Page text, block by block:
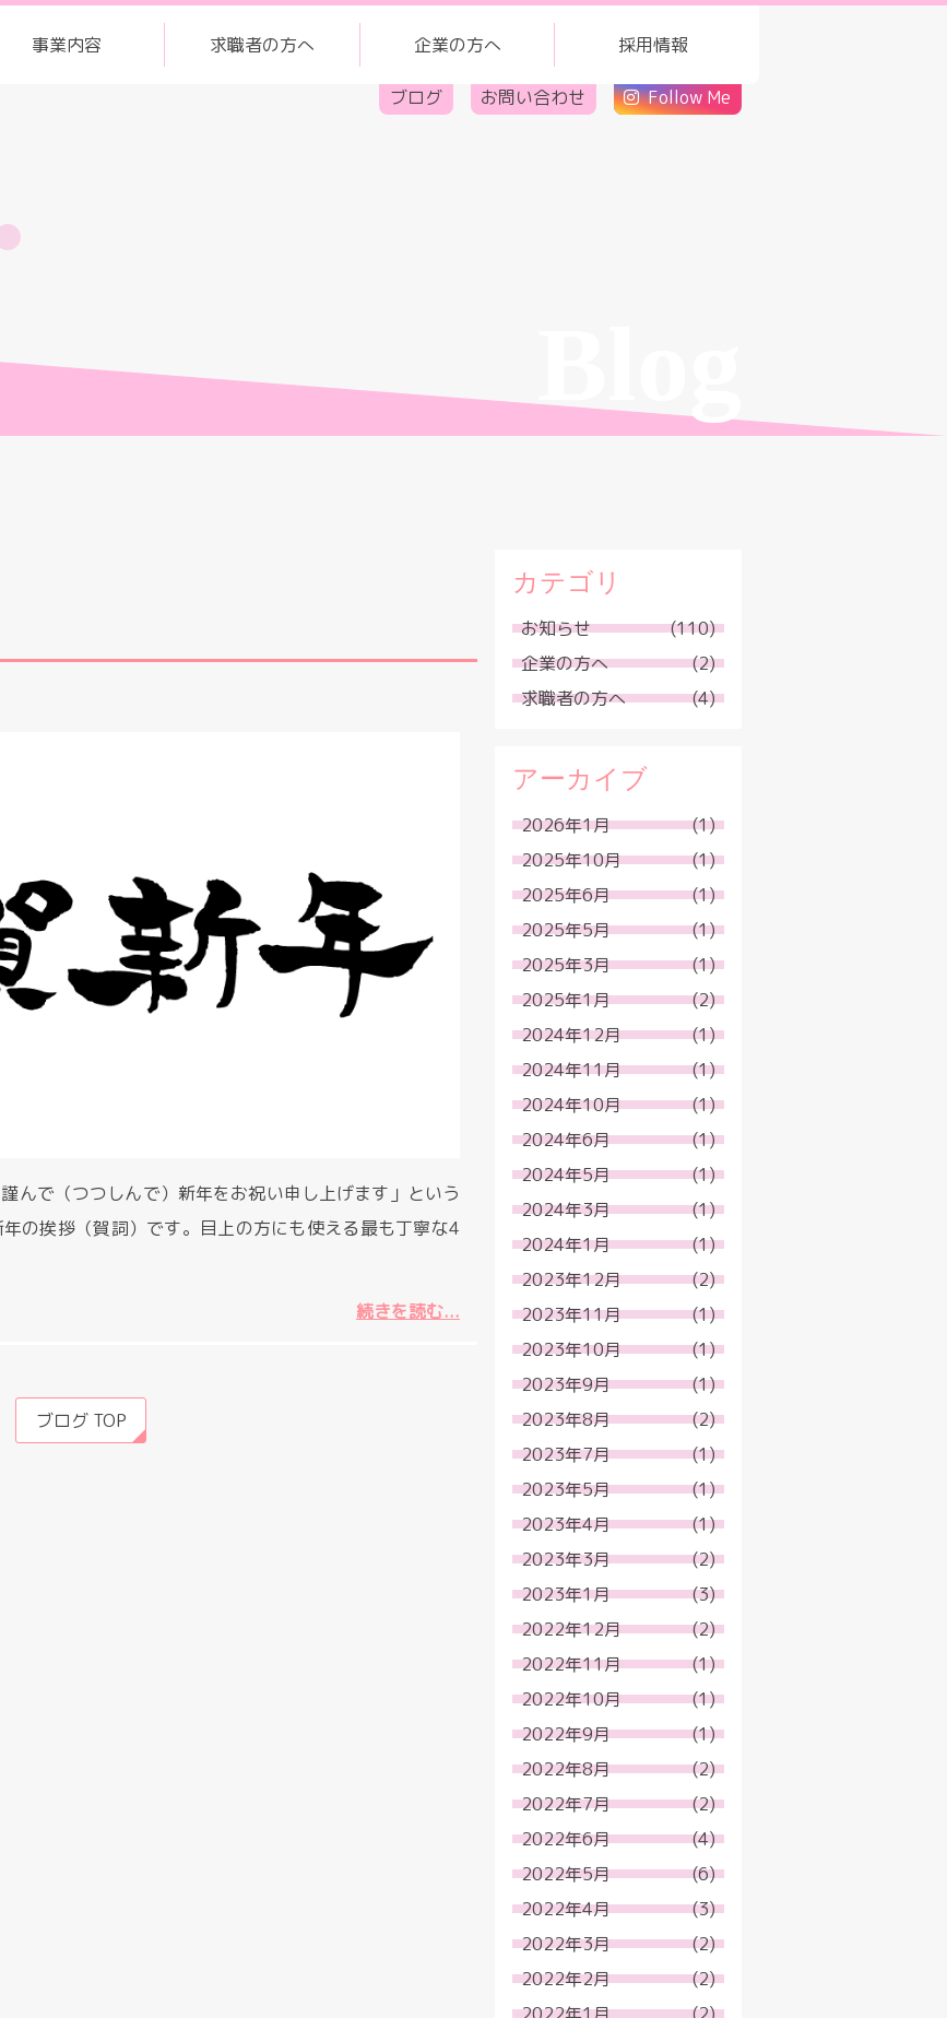
事業内容 求職者の方へ 企業の方へ 採用情報
ブログ お問い合わせ Follow Me
んで（つつしんで）新年をお祝い申し上げます」という
の挨拶（賀詞）です。目上の方にも使える最も丁寧な4
続きを読む...
ブログ TOP
カテゴリ
お知らせ
(110)
企業の方へ
(2)
求職者の方へ
(4)
アーカイブ
2026年1月
(1)
2025年10月
(1)
2025年6月
(1)
2025年5月
(1)
2025年3月
(1)
2025年1月
(2)
2024年12月
(1)
2024年11月
(1)
2024年10月
(1)
2024年6月
(1)
2024年5月
(1)
2024年3月
(1)
2024年1月
(1)
2023年12月
(2)
2023年11月
(1)
2023年10月
(1)
2023年9月
(1)
2023年8月
(2)
2023年7月
(1)
2023年5月
(1)
2023年4月
(1)
2023年3月
(2)
2023年1月
(3)
2022年12月
(2)
2022年11月
(1)
2022年10月
(1)
2022年9月
(1)
2022年8月
(2)
2022年7月
(2)
2022年6月
(4)
2022年5月
(6)
2022年4月
(3)
2022年3月
(2)
2022年2月
(2)